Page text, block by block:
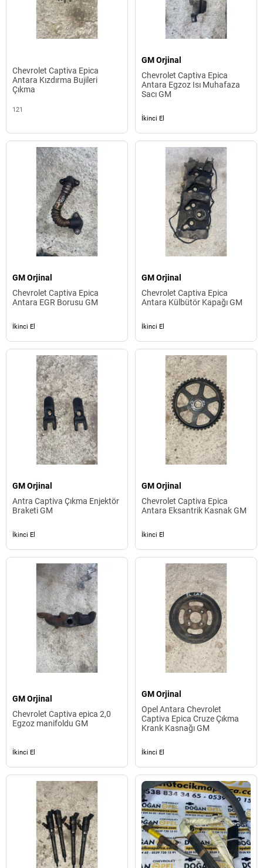
Chevrolet Captiva Epica
Antara Kızdırma Bujileri
Çıkma
121
GM Orjinal
Chevrolet Captiva Epica
Antara Egzoz Isı Muhafaza
Sacı GM
İkinci El
GM Orjinal
Chevrolet Captiva Epica
Antara EGR Borusu GM
İkinci El
GM Orjinal
Chevrolet Captiva Epica
Antara Külbütör Kapağı GM
İkinci El
GM Orjinal
Antra Captiva Çıkma Enjektör
Braketi GM
İkinci El
GM Orjinal
Chevrolet Captiva Epica
Antara Eksantrik Kasnak GM
İkinci El
GM Orjinal
Chevrolet Captiva epica 2,0
Egzoz manifoldu GM
İkinci El
GM Orjinal
Opel Antara Chevrolet
Captiva Epica Cruze Çıkma
Krank Kasnağı GM
İkinci El